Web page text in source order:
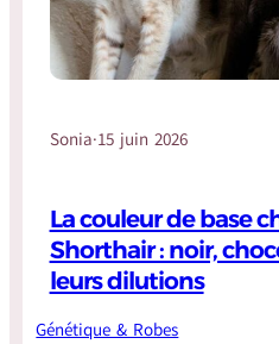
Sonia·15 juin 2026
La couleur de base
Shorthair : noir,
leurs dilutions
Génétique & Robes